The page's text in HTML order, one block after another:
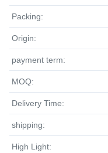
Packing:
Origin:
payment term:
MOQ:
Delivery Time:
shipping:
High Light: